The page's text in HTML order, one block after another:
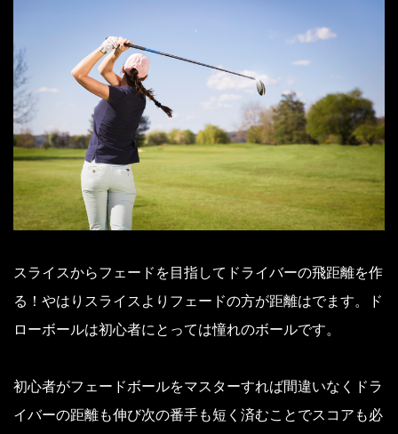
スライスからフェードを目指してドライバーの飛距離を作
る！やはりスライスよりフェードの方が距離はでます。ド
ローボールは初心者にとっては憧れのボールです。
初心者がフェードボールをマスターすれば間違いなくドラ
イバーの距離も伸び次の番手も短く済むことでスコアも必